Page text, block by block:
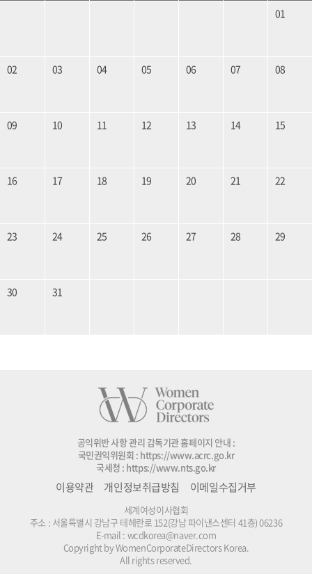
01
02 03 04 05 06 07 08
09 10 11 12 13 14 15
16 17 18 19 20 21 22
23 24 25 26 27 28 29
30 31
공익위반 사항 관리 감독기관 홈페이지 안내 :
국민권익위원회 : https://www.acrc.go.kr
국세청 : https://www.nts.go.kr
이용약관 개인정보취급방침 이메일수집거부
세계여성이사협회
주소 : 서울특별시 강남구 테헤란로 152(강남 파이낸스센터 41층) 06236
E-mail : wcdkorea@naver.com
Copyright by WomenCorporateDirectors Korea.
All rights reserved.